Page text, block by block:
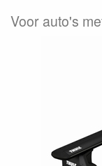
Voor auto's